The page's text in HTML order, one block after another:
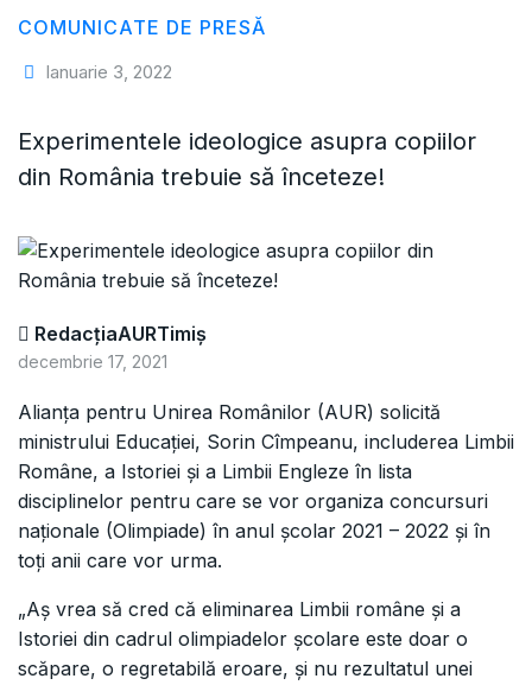
COMUNICATE DE PRESĂ
Ianuarie 3, 2022
Experimentele ideologice asupra copiilor
din România trebuie să înceteze!
RedacțiaAURTimiș
decembrie 17, 2021
Alianța pentru Unirea Românilor (AUR) solicită
ministrului Educației, Sorin Cîmpeanu, includerea Limbii
Române, a Istoriei și a Limbii Engleze în lista
disciplinelor pentru care se vor organiza concursuri
naționale (Olimpiade) în anul școlar 2021 – 2022 și în
toți anii care vor urma.
„Aș vrea să cred că eliminarea Limbii române și a
Istoriei din cadrul olimpiadelor școlare este doar o
scăpare, o regretabilă eroare, și nu rezultatul unei